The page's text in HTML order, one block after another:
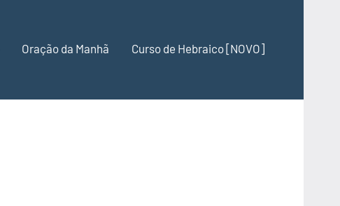
Oração da Manhã Curso de Hebraico [NOVO]